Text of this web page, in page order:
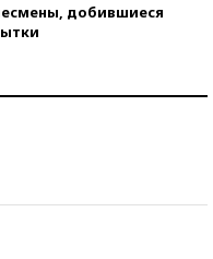
добившиеся